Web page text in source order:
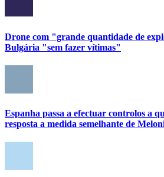
Drone com "grande quantidade de
Bulgária "sem fazer vítimas"
Espanha passa a efectuar controlos a
resposta a medida semelhante de